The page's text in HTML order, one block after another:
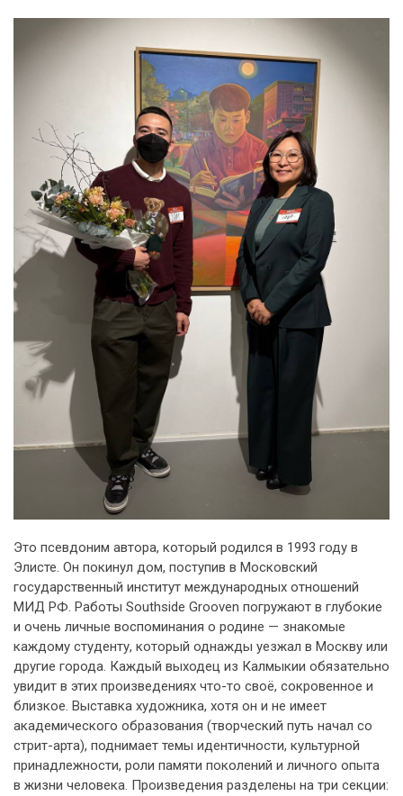
Это псевдоним автора, который родился в 1993 году в
Элисте. Он покинул дом, поступив в Московский
государственный институт международных отношений
МИД РФ. Работы Southside Grooven погружают в глубокие
и очень личные воспоминания о родине — знакомые
каждому студенту, который однажды уезжал в Москву или
другие города. Каждый выходец из Калмыкии обязательно
увидит в этих произведениях что-то своё, сокровенное и
близкое. Выставка художника, хотя он и не имеет
академического образования (творческий путь начал со
стрит-арта), поднимает темы идентичности, культурной
принадлежности, роли памяти поколений и личного опыта
в жизни человека. Произведения разделены на три секции: